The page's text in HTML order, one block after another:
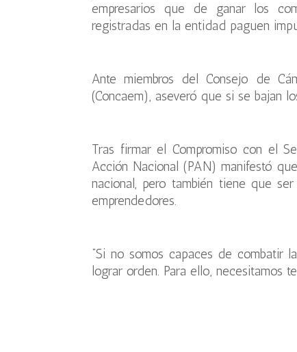
empresarios que de ganar los
registradas en la entidad paguen
Ante miembros del Consejo de
(Concaem), aseveró que si se bajan
Tras firmar el Compromiso con el
Acción Nacional (PAN) manifestó
nacional, pero también tiene que
emprendedores.
“Si no somos capaces de combatir
lograr orden. Para ello, necesitamos